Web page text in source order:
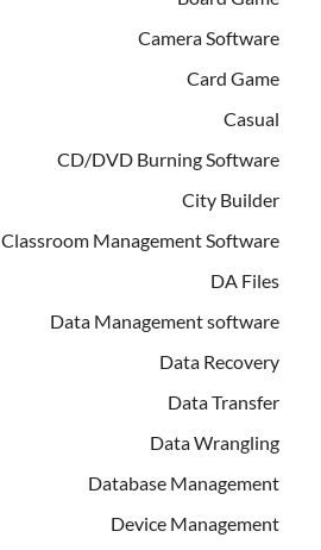
Camera Software
Card Game
Casual
CD/DVD Burning Software
City Builder
Classroom Management Software
DA Files
Data Management software
Data Recovery
Data Transfer
Data Wrangling
Database Management
Device Management